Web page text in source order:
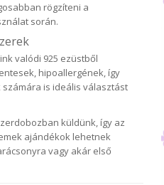
rögzíteni a
során.
valódi 925 ezüstből
hipoallergének, így
is ideális választást
küldünk, így az
ajándékok lehetnek
vagy akár első